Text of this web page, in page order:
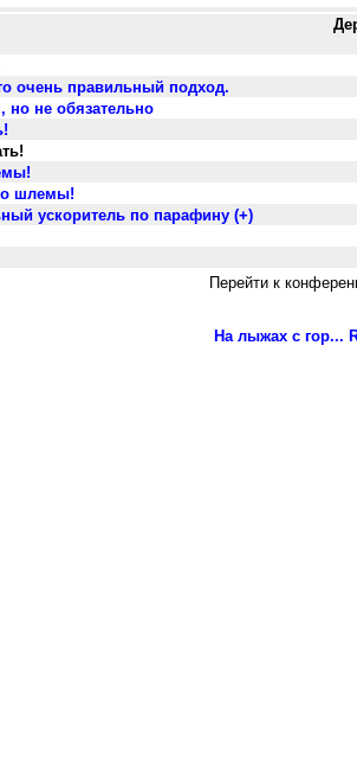
очень правильный подход.
но не обязательно
шлемы!
ускоритель по парафину (+)
Перейти к
На лыжах с гор...